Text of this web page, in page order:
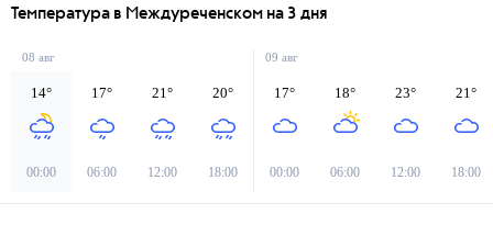
Температура в Междуреченском на 3 дня
08 авг
14°
00:00
17°
06:00
21°
12:00
20°
18:00
09 авг
17°
00:00
18°
06:00
23°
12:00
21°
18:00